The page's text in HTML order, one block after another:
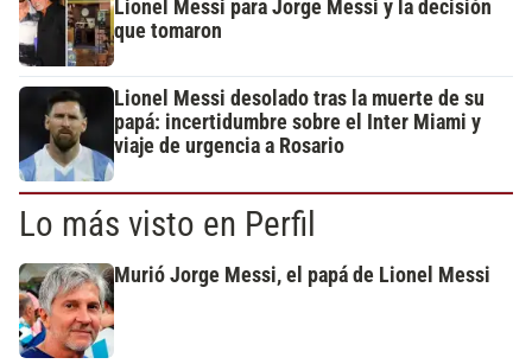
Lionel Messi para Jorge Messi y la decisión
que tomaron
Lionel Messi desolado tras la muerte de su
papá: incertidumbre sobre el Inter Miami y
viaje de urgencia a Rosario
Lo más visto en Perfil
Murió Jorge Messi, el papá de Lionel Messi